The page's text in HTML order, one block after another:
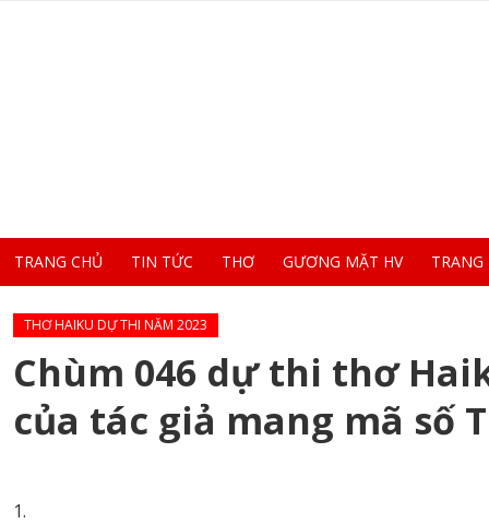
TRANG CHỦ TIN TỨC THƠ GƯƠNG MẶT HV
THƠ HAIKU DỰ THI NĂM 2023
Chùm 046 dự thi thơ
của tác giả mang mã số
1.